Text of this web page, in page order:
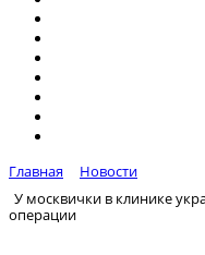
Главная
Новости
У москвички в клинике
операции